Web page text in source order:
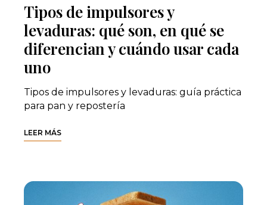
Tipos de impulsores y
levaduras: qué son, en qué se
diferencian y cuándo usar cada
uno
Tipos de impulsores y levaduras: guía práctica
para pan y repostería
LEER MÁS